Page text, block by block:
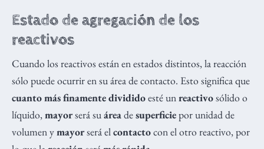
Estado de agregación de los
reactivos
Cuando los reactivos están en estados distintos, la reacción
sólo puede ocurrir en su área de contacto. Esto significa que
cuanto más finamente divididoesté unreactivosólido o
líquido,mayorserá suáreadesuperficiepor unidad de
volumen ymayorserá elcontactocon el otro reactivo, por